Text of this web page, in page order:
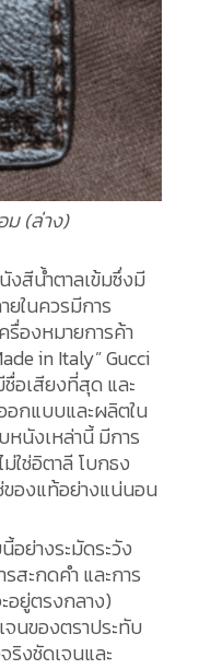
ม (ล่าง)
งสีน้ำตาลเข้มซึ่งมี
ยในควรมีการ
องหมายการค้า
in Italy” Gucci
อเสียงที่สุด และ
อกแบบและผลิตใน
นังเหล่านี้ มีการ
ใช่อิตาลี โบกธง
ของแท้อย่างแน่นอน
ย่างระมัดระวัง
สะกดคำ และการ
อยู่ตรงกลาง)
นของตราประทับ
ริงชัดเจนและ